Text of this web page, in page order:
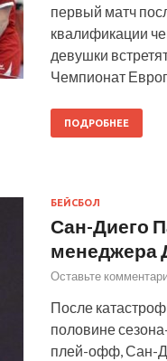
первый матч
квалификации
девушки
Чемпионат
ПОДРОБНЕЕ
БЕЙСБОЛ
Сан-Диего
менеджера
Оставьте
После
половине
плей-офф, Сан-